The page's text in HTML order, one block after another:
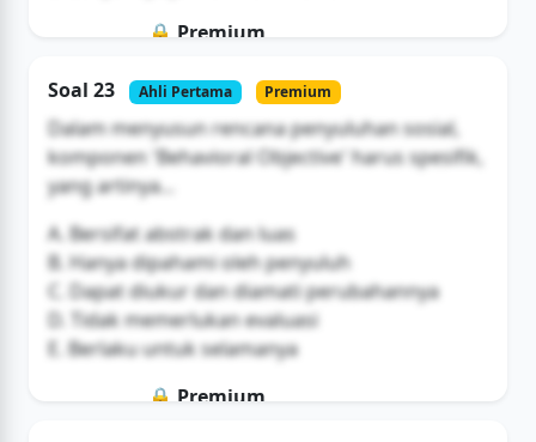
🔒 Premium
Buka Akses
Soal 23 Ahli Pertama Premium
Dalam menyusun rencana penyuluhan sosial,
komponen 'Behavioral Objective' harus spesifik,
yang artinya...
A. Bersifat abstrak dan luas
B. Hanya dipahami oleh penyuluh
C. Dapat diukur dan diamati perubahannya
D. Tidak memerlukan evaluasi
E. Berlaku untuk selamanya
🔒 Premium